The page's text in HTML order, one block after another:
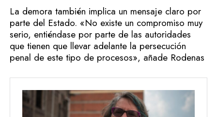
La demora también implica un mensaje claro por
parte del Estado. «No existe un compromiso muy
serio, entiéndase por parte de las autoridades
que tienen que llevar adelante la persecución
penal de este tipo de procesos», añade Rodenas